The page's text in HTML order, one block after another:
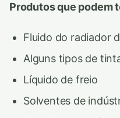
Produtos que podem
Fluido do radiador
Alguns tipos de
Líquido de freio
Solventes de